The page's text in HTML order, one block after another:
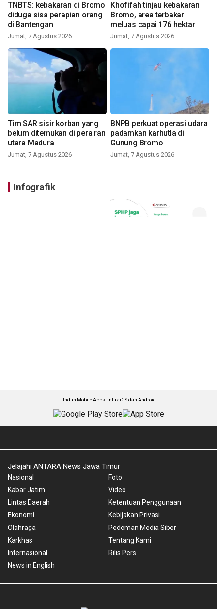
TNBTS: kebakaran di Bromo
diduga sisa perapian orang
di Bantengan
Jumat, 7 Agustus 2026
Khofifah tinjau kebakaran
Bromo, area terbakar
meluas capai 176 hektar
Jumat, 7 Agustus 2026
Tim SAR sisir korban yang
belum ditemukan di perairan
utara Madura
Jumat, 7 Agustus 2026
BNPB perkuat operasi udara
padamkan karhutla di
Gunung Bromo
Jumat, 7 Agustus 2026
Infografik
Unduh Mobile Apps untuk iOS dan Android
Jelajahi ANTARA News Jawa Timur
Nasional
Kabar Jatim
Lintas Daerah
Ekonomi
Olahraga
Karkhas
Internasional
News in English
Foto
Video
Ketentuan Penggunaan
Kebijakan Privasi
Pedoman Media Siber
Tentang Kami
Rilis Pers